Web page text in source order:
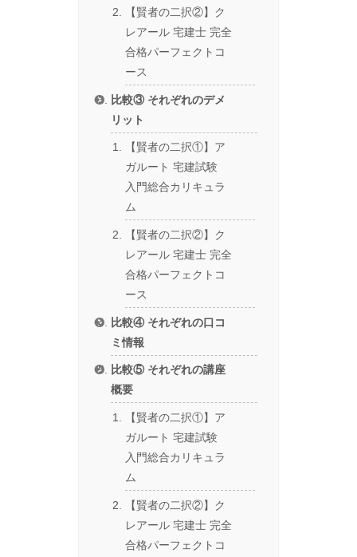
【賢者の二択②】ク
レアール 宅建士 完全
合格パーフェクトコ
ース
比較③ それぞれのデメ
リット
【賢者の二択①】ア
ガルート 宅建試験
入門総合カリキュラ
ム
【賢者の二択②】ク
レアール 宅建士 完全
合格パーフェクトコ
ース
比較④ それぞれの口コ
ミ情報
比較⑤ それぞれの講座
概要
【賢者の二択①】ア
ガルート 宅建試験
入門総合カリキュラ
ム
【賢者の二択②】ク
レアール 宅建士 完全
合格パーフェクトコ